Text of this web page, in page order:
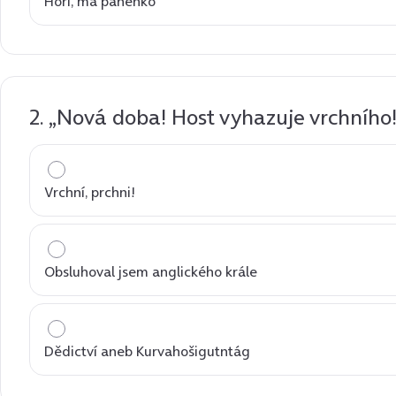
2. „Nová doba! Host vyhazuje
Vrchní, prchni!
Obsluhoval jsem anglického krále
Dědictví aneb Kurvahošigutntág